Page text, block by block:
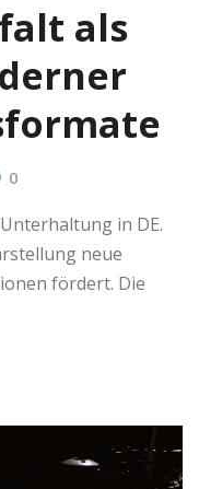
als
0
in DE.
neue
fördert. Die